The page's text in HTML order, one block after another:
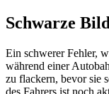
Schwarze
Ein schwerer Fehler,
während einer
zu flackern, bevor sie
des Fahrers ist noch